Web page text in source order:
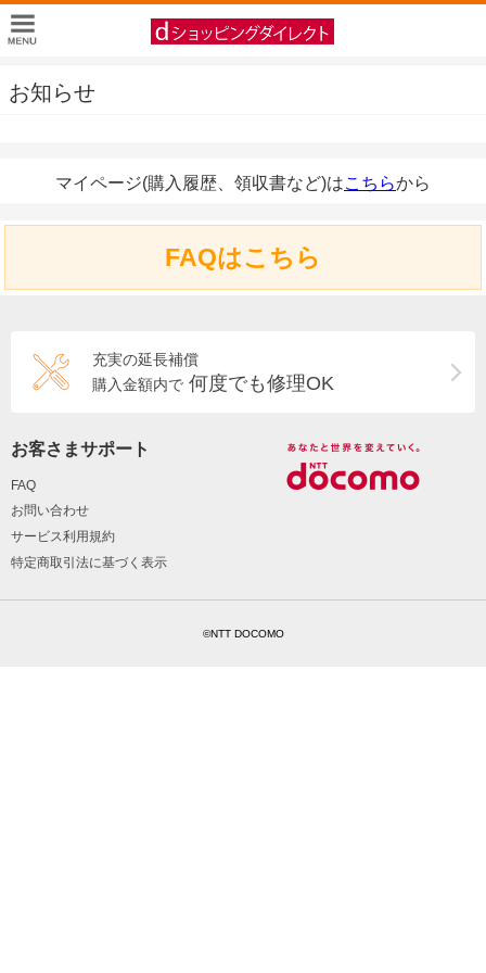
お知らせ
マイページ(購入履歴、領収書など)はこちらから
FAQはこちら
充実の延長補償
購入金額内で 何度でも修理OK
お客さまサポート
FAQ
お問い合わせ
サービス利用規約
特定商取引法に基づく表示
©NTT DOCOMO